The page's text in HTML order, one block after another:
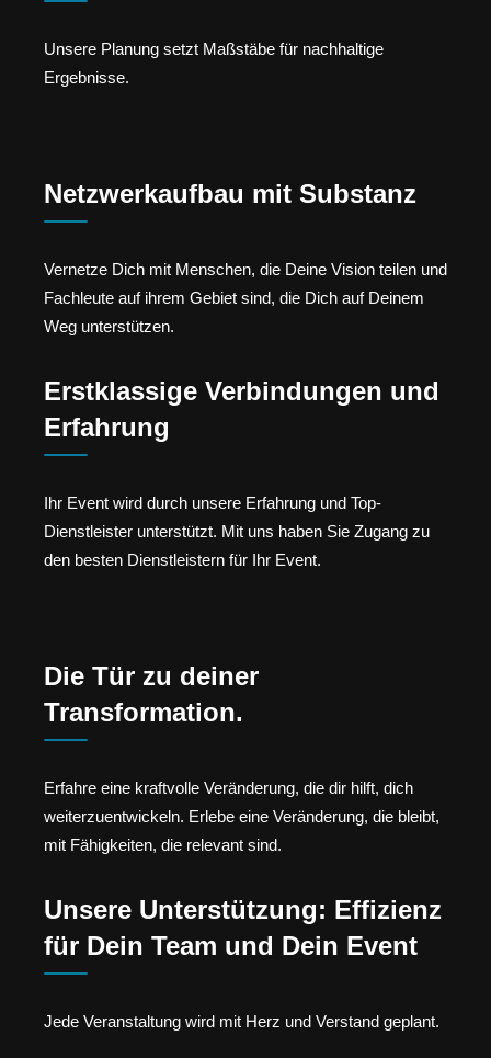
Unsere Planung setzt Maßstäbe für nachhaltige
Ergebnisse.
Netzwerkaufbau mit Substanz
Vernetze Dich mit Menschen, die Deine Vision teilen und
Fachleute auf ihrem Gebiet sind, die Dich auf Deinem
Weg unterstützen.
Erstklassige Verbindungen und
Erfahrung
Ihr Event wird durch unsere Erfahrung und Top-
Dienstleister unterstützt. Mit uns haben Sie Zugang zu
den besten Dienstleistern für Ihr Event.
Die Tür zu deiner
Transformation.
Erfahre eine kraftvolle Veränderung, die dir hilft, dich
weiterzuentwickeln. Erlebe eine Veränderung, die bleibt,
mit Fähigkeiten, die relevant sind.
Unsere Unterstützung: Effizienz
für Dein Team und Dein Event
Jede Veranstaltung wird mit Herz und Verstand geplant.